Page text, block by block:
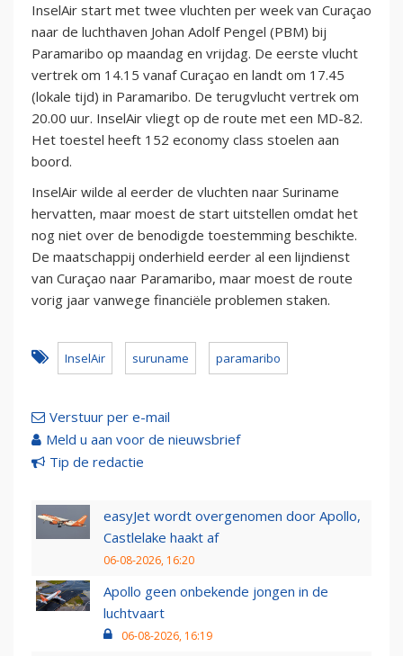
InselAir start met twee vluchten per week van Curaçao
naar de luchthaven Johan Adolf Pengel (PBM) bij
Paramaribo op maandag en vrijdag. De eerste vlucht
vertrek om 14.15 vanaf Curaçao en landt om 17.45
(lokale tijd) in Paramaribo. De terugvlucht vertrek om
20.00 uur. InselAir vliegt op de route met een MD-82.
Het toestel heeft 152 economy class stoelen aan
boord.
InselAir wilde al eerder de vluchten naar Suriname
hervatten, maar moest de start uitstellen omdat het
nog niet over de benodigde toestemming beschikte.
De maatschappij onderhield eerder al een lijndienst
van Curaçao naar Paramaribo, maar moest de route
vorig jaar vanwege financiële problemen staken.
InselAir suruname paramaribo
Verstuur per e-mail
Meld u aan voor de nieuwsbrief
Tip de redactie
easyJet wordt overgenomen door Apollo,
Castlelake haakt af
06-08-2026, 16:20
Apollo geen onbekende jongen in de
luchtvaart
06-08-2026, 16:19